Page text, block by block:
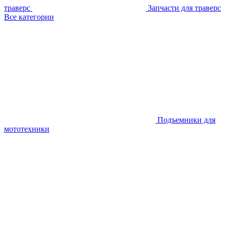
траверс
Запчасти для траверс
Все категории
Подъемники для
мототехники